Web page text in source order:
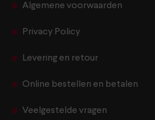
Algemene voorwaarden
Privacy Policy
Levering en retour
Online bestellen en betalen
Veelgestelde vragen